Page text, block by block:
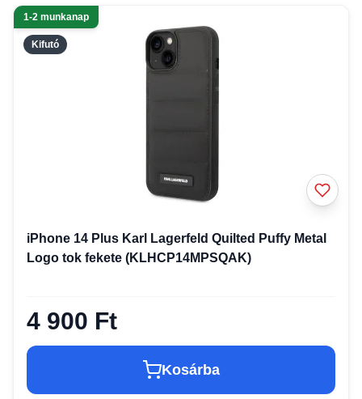
Kifutó
1-2 munkanap
iPhone 14 Plus Karl Lagerfeld Quilted Puffy Metal
Logo tok fekete (KLHCP14MPSQAK)
4 900 Ft
Kosárba